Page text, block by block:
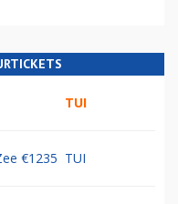
TUI
€1235 TUI